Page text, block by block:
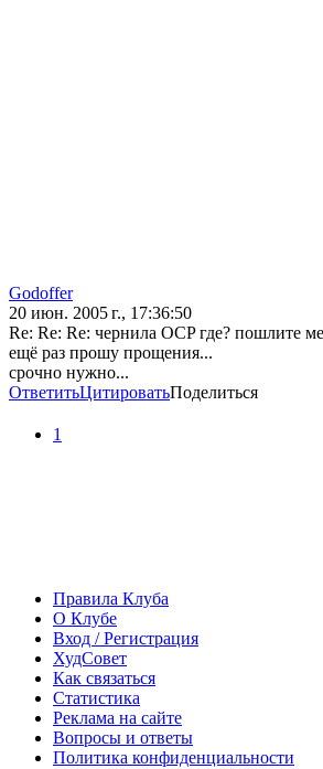
Godoffer
20 июн. 2005 г., 17:36:50
Re: Re: Re: чернила OCP где? пошлите
ещё раз прошу прощения...
срочно нужно...
ОтветитьЦитироватьПоделиться
1
Правила Клуба
О Клубе
Вход / Регистрация
ХудСовет
Как связаться
Статистика
Реклама на сайте
Вопросы и ответы
Политика конфиденциальности